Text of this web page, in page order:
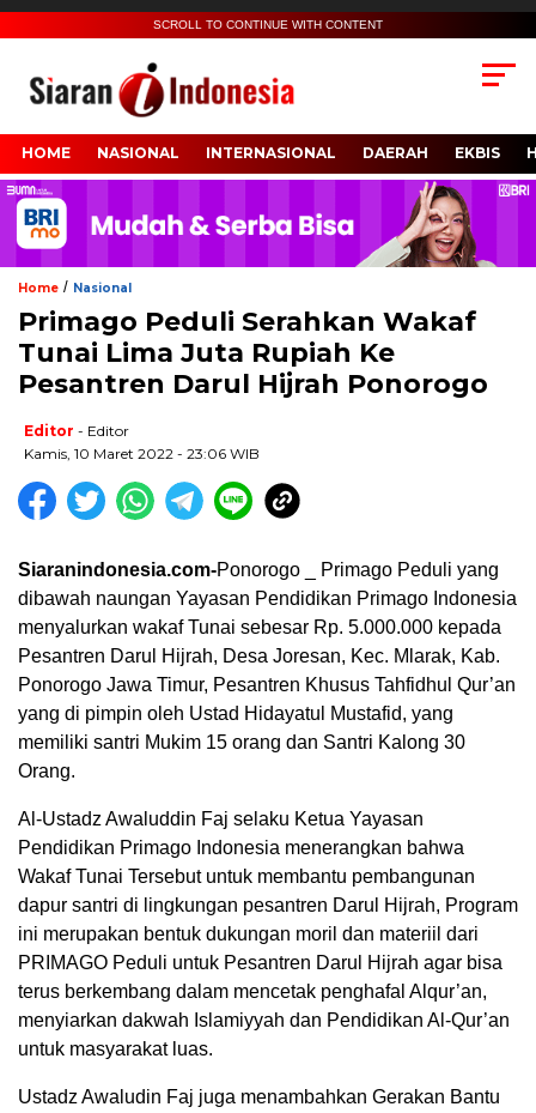
00:00
SCROLL TO CONTINUE WITH CONTENT
HOME NASIONAL INTERNASIONAL DAERAH EKBIS
Home / Nasional
Primago Peduli Serahkan Wakaf
Tunai Lima Juta Rupiah Ke
Pesantren Darul Hijrah Ponorogo
Editor - Editor
Kamis, 10 Maret 2022 - 23:06 WIB
Siaranindonesia.com-Ponorogo _ Primago Peduli yang
dibawah naungan Yayasan Pendidikan Primago Indonesia
menyalurkan wakaf Tunai sebesar Rp. 5.000.000 kepada
Pesantren Darul Hijrah, Desa Joresan, Kec. Mlarak, Kab.
Ponorogo Jawa Timur, Pesantren Khusus Tahfidhul Qur’an
yang di pimpin oleh Ustad Hidayatul Mustafid, yang
memiliki santri Mukim 15 orang dan Santri Kalong 30
Orang.
Al-Ustadz Awaluddin Faj selaku Ketua Yayasan
Pendidikan Primago Indonesia menerangkan bahwa
Wakaf Tunai Tersebut untuk membantu pembangunan
dapur santri di lingkungan pesantren Darul Hijrah, Program
ini merupakan bentuk dukungan moril dan materiil dari
PRIMAGO Peduli untuk Pesantren Darul Hijrah agar bisa
terus berkembang dalam mencetak penghafal Alqur’an,
menyiarkan dakwah Islamiyyah dan Pendidikan Al-Qur’an
untuk masyarakat luas.
Ustadz Awaludin Faj juga menambahkan Gerakan Bantu